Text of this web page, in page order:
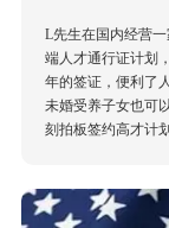
​L先生在国内经营
端人才通行证计划
年的签证，便利了
未婚受养子女也可
刻拍板签约高才计划